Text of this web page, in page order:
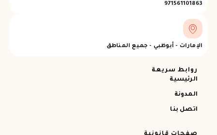
971561101863
الإمارات - أبوظبي - جميع المناطق
روابط سريعة
الرئيسية
المدونة
اتصل بنا